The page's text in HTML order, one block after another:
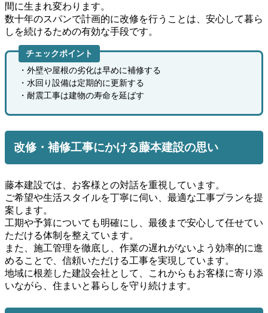
間に生まれ変わります。
数十年のスパンで計画的に改修を行うことは、安心して暮ら
しを続けるための有効な手段です。
チェックポイント
・外壁や屋根の劣化は早めに補修する
・水回り設備は定期的に更新する
・耐震工事は建物の寿命を延ばす
改修・補修工事にかける藤本建設の思い
藤本建設では、お客様との対話を重視しています。
ご希望や生活スタイルを丁寧に伺い、最適な工事プランを提
案します。
工期や予算についても明確にし、最後まで安心して任せてい
ただける体制を整えています。
また、施工管理を徹底し、作業の遅れがないよう効率的に進
めることで、信頼いただける工事を実現しています。
地域に根差した建設会社として、これからもお客様に寄り添
いながら、住まいと暮らしを守り続けます。